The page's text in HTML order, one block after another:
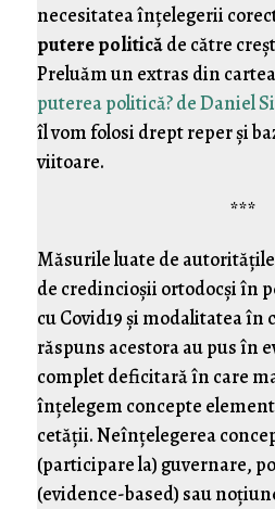
necesitatea înţelegerii
putere politicăde către
Preluăm un extras din cartea
puterea politică? de Daniel
îl vom folosi drept reper şi
viitoare.
***
Măsurile luate de
de credincioşii ortodocşi în
cu Covid19 şi modalitatea în
răspuns acestora au pus în
complet deficitară în care
înţelegem concepte
cetăţii. Neînţelegerea
(participare la) guvernare,
(evidence-based) sau